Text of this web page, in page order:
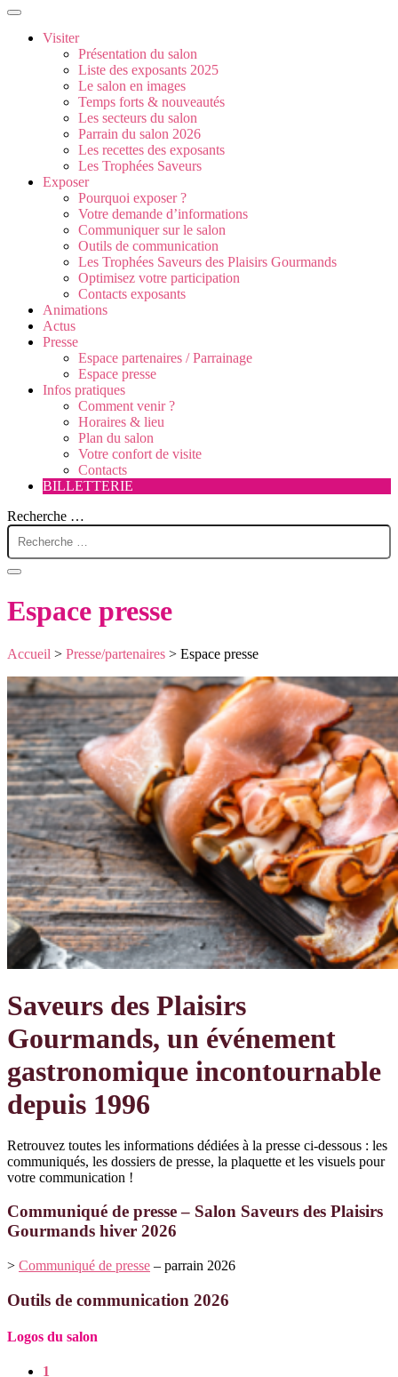
Visiter
Présentation du salon
Liste des exposants 2025
Le salon en images
Temps forts & nouveautés
Les secteurs du salon
Parrain du salon 2026
Les recettes des exposants
Les Trophées Saveurs
Exposer
Pourquoi exposer ?
Votre demande d’informations
Communiquer sur le salon
Outils de communication
Les Trophées Saveurs des Plaisirs Gourmands
Optimisez votre participation
Contacts exposants
Animations
Actus
Presse
Espace partenaires / Parrainage
Espace presse
Infos pratiques
Comment venir ?
Horaires & lieu
Plan du salon
Votre confort de visite
Contacts
BILLETTERIE
Recherche …
Espace presse
Accueil > Presse/partenaires > Espace presse
Saveurs des Plaisirs
Gourmands, un événement
gastronomique incontournable
depuis 1996
Retrouvez toutes les informations dédiées à la presse ci-dessous : les
communiqués, les dossiers de presse, la plaquette et les visuels pour
votre communication !
Communiqué de presse – Salon Saveurs des Plaisirs
Gourmands hiver 2026
> Communiqué de presse – parrain 2026
Outils de communication 2026
Logos du salon
1